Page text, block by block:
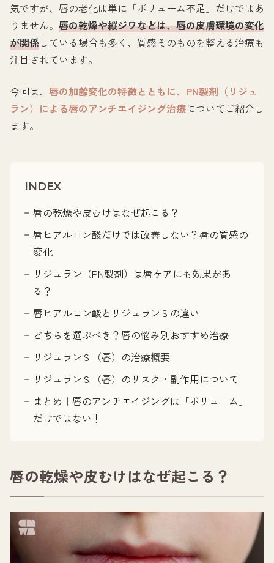
気ですが、唇の老化は単に「ボリューム不足」だけではあ
りません。 唇の乾燥や縦ジワなどは、唇の皮膚環境の変化
が関係している場合も多く、質感そのものを整える治療も
注目されています。
今回は、 唇の加齢変化の特徴とともに、PN製剤（リジュ
ラン）による唇のアンチエイジング治療についてご紹介し
ます。
INDEX
唇の乾燥や皮むけはなぜ起こる？
唇ヒアルロン酸だけでは改善しない？唇の質感の
変化
リジュラン（PN製剤）は唇ケアにも効果があ
る？
唇ヒアルロン酸とリジュランＳの違い
どちらを選ぶべき？唇の悩み別おすすめ治療
リジュランＳ（唇）の治療概要
リジュランＳ（唇）のリスク・副作用について
まとめ｜唇のアンチエイジングは「ボリューム」
だけではない！
唇の乾燥や皮むけはなぜ起こる？